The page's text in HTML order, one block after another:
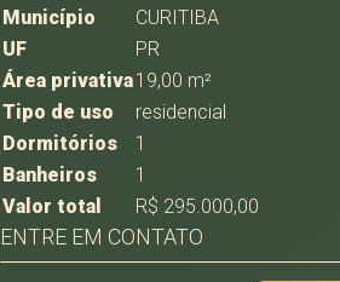
Município
CURITIBA
UF
PR
Área privativa19,00 m²
Tipo de uso
residencial
Dormitórios
1
Banheiros
1
Valor total
R$ 295.000,00
ENTRE EM CONTATO